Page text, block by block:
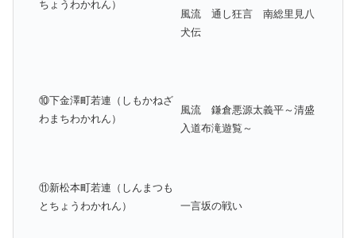
ちょうわかれん）
風流 通し狂言 南総里見八
犬伝
⑩下金澤町若連（しもかねざ
わまちわかれん）
風流 鎌倉悪源太義平～清盛
入道布滝遊覧～
⑪新松本町若連（しんまつも
とちょうわかれん）
一言坂の戦い